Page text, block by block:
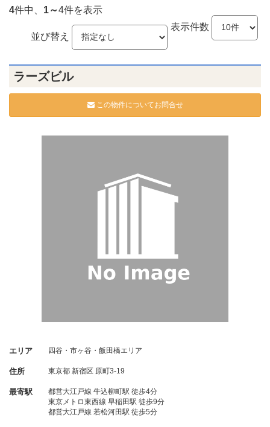
4件中、 1～4件を表示
表示件数
並び替え
ラーズビル
この物件についてお問合せ
エリア 四谷・市ヶ谷・飯田橋エリア
住所 東京都 新宿区 原町3-19
最寄駅
都営大江戸線 牛込柳町駅 徒歩4分
東京メトロ東西線 早稲田駅 徒歩9分
都営大江戸線 若松河田駅 徒歩5分